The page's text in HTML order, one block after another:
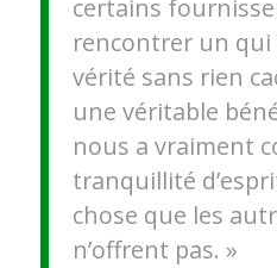
certains
rencontrer un
vérité sans rien
une véritable
nous a vraiment
tranquillité
chose que les
n’offrent pas. »